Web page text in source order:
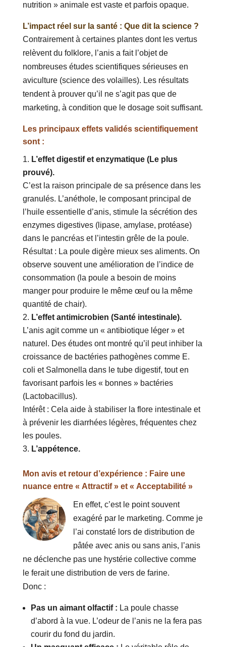
nutrition » animale est vaste et parfois opaque.
L’impact réel sur la santé : Que dit la science ?
Contrairement à certaines plantes dont les vertus
relèvent du folklore, l’anis a fait l’objet de
nombreuses études scientifiques sérieuses en
aviculture (science des volailles). Les résultats
tendent à prouver qu’il ne s’agit pas que de
marketing, à condition que le dosage soit suffisant.
Les principaux effets validés scientifiquement
sont :
L’effet digestif et enzymatique (Le plus
prouvé).
C’est la raison principale de sa présence dans les
granulés. L’anéthole, le composant principal de
l’huile essentielle d’anis, stimule la sécrétion des
enzymes digestives (lipase, amylase, protéase)
dans le pancréas et l’intestin grêle de la poule.
Résultat : La poule digère mieux ses aliments. On
observe souvent une amélioration de l’indice de
consommation (la poule a besoin de moins
manger pour produire le même œuf ou la même
quantité de chair).
L’effet antimicrobien (Santé intestinale).
L’anis agit comme un « antibiotique léger » et
naturel. Des études ont montré qu’il peut inhiber la
croissance de bactéries pathogènes comme E.
coli et Salmonella dans le tube digestif, tout en
favorisant parfois les « bonnes » bactéries
(Lactobacillus).
Intérêt : Cela aide à stabiliser la flore intestinale et
à prévenir les diarrhées légères, fréquentes chez
les poules.
L’appétence.
Mon avis et retour d’expérience : Faire une
nuance entre « Attractif » et « Acceptabilité »
En effet, c’est le point souvent
exagéré par le marketing. Comme je
l’ai constaté lors de distribution de
pâtée avec anis ou sans anis, l’anis
ne déclenche pas une hystérie collective comme
le ferait une distribution de vers de farine.
Donc :
Pas un aimant olfactif : La poule chasse
d’abord à la vue. L’odeur de l’anis ne la fera pas
courir du fond du jardin.